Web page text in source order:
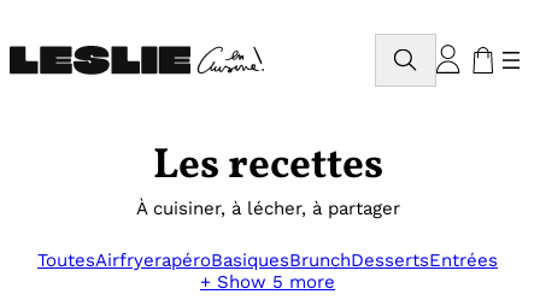
au
contenu
Rechercher
Les recettes
À cuisiner, à lécher, à partager
ToutesAirfryerapéroBasiquesBrunchDessertsEntrées
+ Show 5 more